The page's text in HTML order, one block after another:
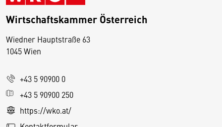
Wirtschaftskammer Österreich
Wiedner Hauptstraße 63
1045 Wien
+43 5 90900 0
+43 5 90900 250
https://wko.at/
D
s
e
S
e